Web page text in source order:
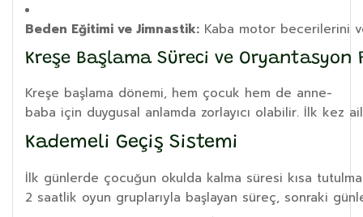
Beden Eğitimi ve Jimnastik: Kaba motor becerilerini
Kreşe Başlama Süreci ve Oryantasyon
Kreşe başlama dönemi, hem çocuk hem de anne-
baba için duygusal anlamda zorlayıcı olabilir. İlk kez
Kademeli Geçiş Sistemi
İlk günlerde çocuğun okulda kalma süresi kısa
2 saatlik oyun gruplarıyla başlayan süreç, sonraki